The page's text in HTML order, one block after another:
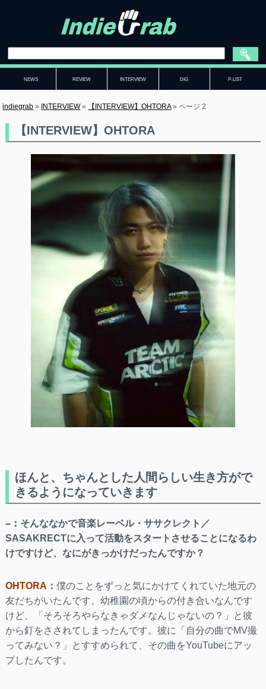
NEWS REVIEW INTERVIEW DIG P-LIST
indiegrab » INTERVIEW» 【INTERVIEW】OHTORA»ページ 2
【INTERVIEW】OHTORA
ほんと、ちゃんとした人間らしい生き方がで
きるようになっていきます
–： そんななかで音楽レーベル・ササクレクト／
SASAKRECTに入って活動をスタートさせることになるわ
けですけど、なにがきっかけだったんですか？
OHTORA： 僕のことをずっと気にかけてくれていた地元の
友だちがいたんです。幼稚園の頃からの付き合いなんです
けど、「そろそろやらなきゃダメなんじゃないの？」と彼
から釘をさされてしまったんです。彼に「自分の曲でMV撮
ってみない？」とすすめられて、その曲をYouTubeにアッ
プしたんです。